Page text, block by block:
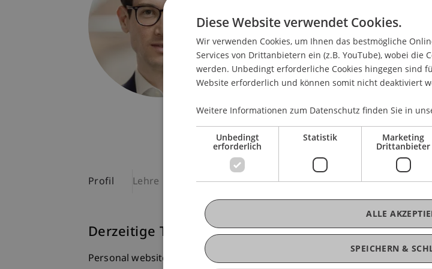
Fürst-Franz-Josef-Strasse
Liechtenstein
T. +423 265 1194
nicola.benigni@uni.li
Profil Lehre Publikationen
Derzeitige Tätigkeit
Personal website: www.nicolabenigni.info
Diese Website verwendet Cookies.
Wir verwenden Cookies, um Ihnen das bestmögliche
Services von Drittanbietern ein (z.B. YouTube), wobei die
werden. Unbedingt erforderliche Cookies hingegen sind
Website erforderlich und können somit nicht deaktiviert
Weitere Informationen zum Datenschutz finden Sie in
Unbedingt
erforderlich
Statistik Marketing
Drittanbieter
SPEICHERN &
ALLE